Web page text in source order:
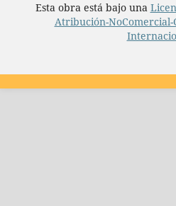
Esta obra está bajo una
Atribución-